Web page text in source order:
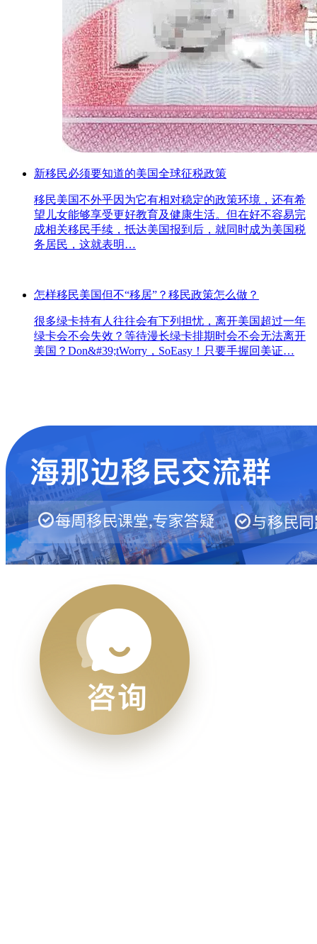
新移民必须要知道的美国全球征税政策
移民美国不外乎因为它有相对稳定的政策环境，还有希
望儿女能够享受更好教育及健康生活。但在好不容易完
成相关移民手续，抵达美国报到后，就同时成为美国税
务居民，这就表明…
怎样移民美国但不“移居”？移民政策怎么做？
很多绿卡持有人往往会有下列担忧，离开美国超过一年
绿卡会不会失效？等待漫长绿卡排期时会不会无法离开
美国？Don&#39;tWorry，SoEasy！只要手握回美证…